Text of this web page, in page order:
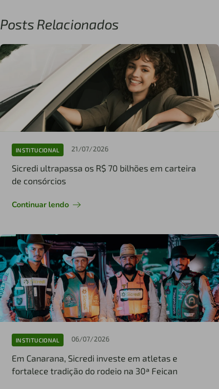
Posts Relacionados
INSTITUCIONAL 21/07/2026
Sicredi ultrapassa os R$ 70 bilhões em carteira
de consórcios
Continuar lendo
INSTITUCIONAL 06/07/2026
Em Canarana, Sicredi investe em atletas e
fortalece tradição do rodeio na 30ª Feican